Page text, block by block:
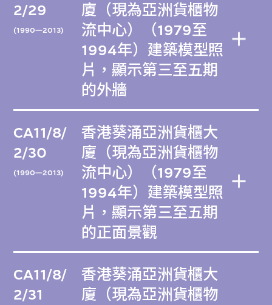
2/29
(1990—2013)
廈（現為亞洲貨櫃物
流中心）（1979至
1994年）建築模型照
片，顯示第三至五期
的外牆
CA11/8/
2/30
(1990—2013)
香港葵涌亞洲貨櫃大
廈（現為亞洲貨櫃物
流中心）（1979至
1994年）建築模型照
片，顯示第三至五期
的正面景觀
CA11/8/
2/31
香港葵涌亞洲貨櫃大
廈（現為亞洲貨櫃物